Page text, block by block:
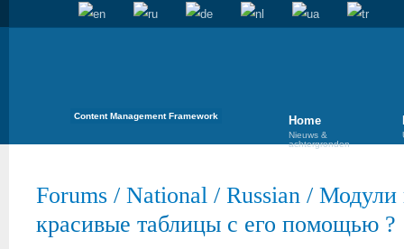
Content Management Framework Home
Nieuws &
achtergronden
Forums / National / Russian / Модули
красивые таблицы с его помощью ?